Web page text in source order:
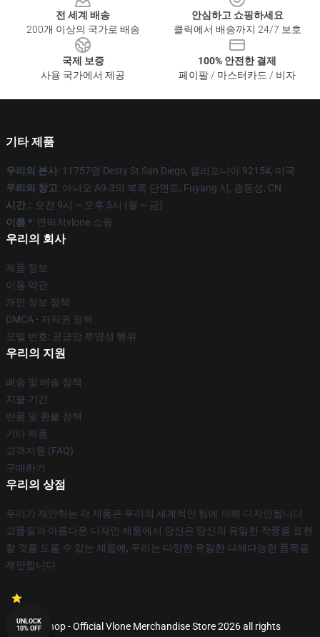
전 세계 배송
200개 이상의 국가로 배송
안심하고 쇼핑하세요
클릭에서 배송까지 24/7 보호
국제 보증
사용 국가에서 제공
100% 안전한 결제
페이팔 / 마스터카드 / 비자
기타 제품
우리의 본사: 11757명 Desty St San Diego, 캘리포니아 92154, 미국
우리의 창고: 아니오 A9-3의 북쪽 단면도, Fuyang 시, 광동성, CN
시간 :: 오전 9시 ~ 오후 5시 (월 ~ 금)
이름 *: 연락처vlone.쇼핑
우리의 회사
제품 정보
이용 약관
개인 정보 정책
DMCA - 저작권 정책
모델 번호: 공급망 투명성 행위
우리의 지원
배송 및 배송 정책
지불 기간
반품 및 환불 정책
기타 제품
고객지원 (FAQ)
구매하기
우리의 상점
우리가 제안하는 각 제품은 우리의 세계적인 팀에 의해 디자인됩니다.
고품질과 아름다운 디자인 제품에서 당신은 당신의 유일한 작풍을 표현
할 것을 도울 수 있는 제품에, 우리는 다양한 유일한 다재다능한 품목을
제안합니다.
© Vlone Shop - Official Vlone Merchandise Store 2026 all rights
UNLOCK
10% OFF